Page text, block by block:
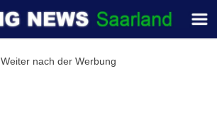
Weiter nach der Werbung